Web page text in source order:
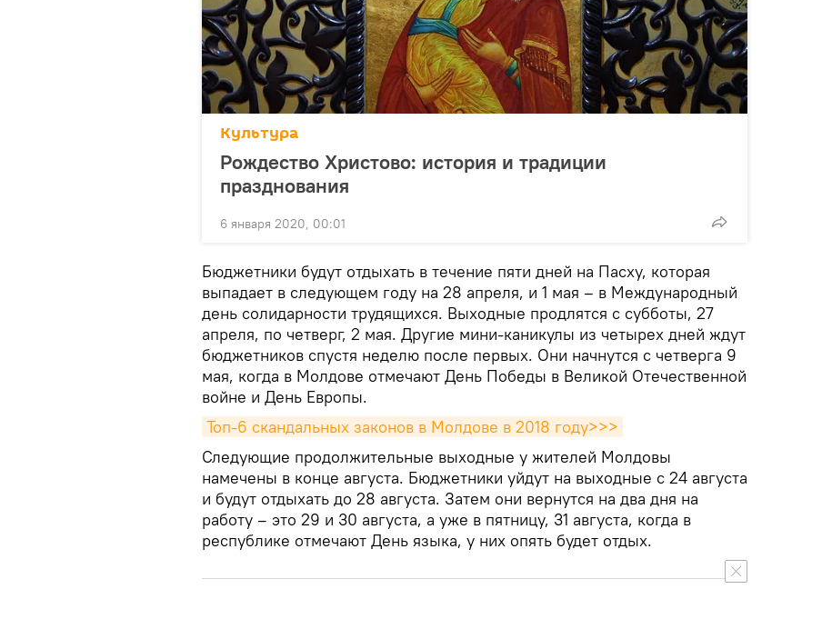
Культура
Рождество Христово: история и традиции
празднования
6 января 2020, 00:01
Бюджетники будут отдыхать в течение пяти дней на Пасху, которая
выпадает в следующем году на 28 апреля, и 1 мая – в Международный
день солидарности трудящихся. Выходные продлятся с субботы, 27
апреля, по четверг, 2 мая. Другие мини-каникулы из четырех дней ждут
бюджетников спустя неделю после первых. Они начнутся с четверга 9
мая, когда в Молдове отмечают День Победы в Великой Отечественной
войне и День Европы.
Топ-6 скандальных законов в Молдове в 2018 году>>>
Следующие продолжительные выходные у жителей Молдовы
намечены в конце августа. Бюджетники уйдут на выходные с 24 августа
и будут отдыхать до 28 августа. Затем они вернутся на два дня на
работу – это 29 и 30 августа, а уже в пятницу, 31 августа, когда в
республике отмечают День языка, у них опять будет отдых.